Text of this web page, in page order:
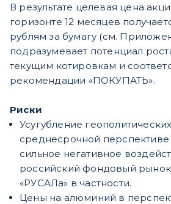
В результате целевая цена
горизонте 12 месяцев
рублям за бумагу (см.
подразумевает потенциал
текущим котировкам и
рекомендации «ПОКУПАТЬ».
Риски
Усугубление
среднесрочной перспективе
сильное негативное
российский фондовый
«РУСАЛа» в частности.
Цены на алюминий в